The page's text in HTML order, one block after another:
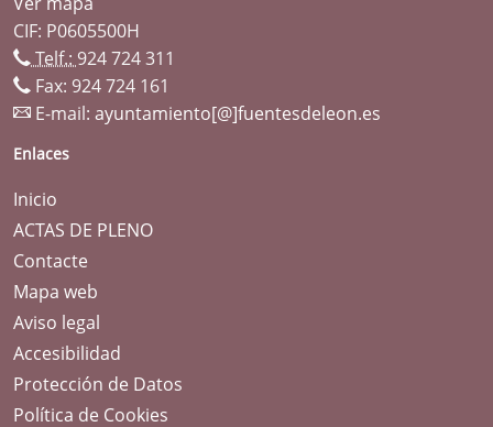
CIF: P0605500H
Telf.: 924 724 311
Fax: 924 724 161
E-mail: ayuntamiento[@]fuentesdeleon.es
Enlaces
Inicio
ACTAS DE PLENO
Contacte
Mapa web
Aviso legal
Accesibilidad
Protección de Datos
Política de Cookies